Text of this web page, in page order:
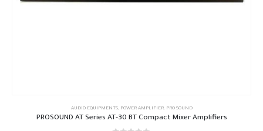
AUDIO EQUIPMENTS, POWER AMPLIFIER, PRO SOUND
PROSOUND AT Series AT-30 BT Compact Mixer Amplifiers